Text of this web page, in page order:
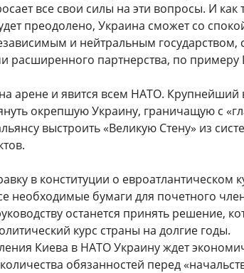
все свои силы на эти вопросы. И как
преодолено, Украина сможет со
и нейтральным государством,
расширенного партнерства, по
арене и явится всем НАТО.
окрепшую Украину, граничащую с
выстроить «Великую Стену» из
в конституции о евроатлантическом
необходимые бумаги для почетного
останется принять решение,
курс страны на долгие годы.
Киева в НАТО Украину ждет
обязанностей перед